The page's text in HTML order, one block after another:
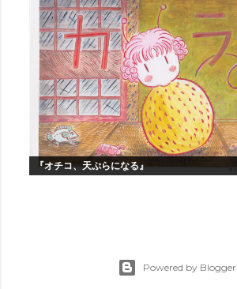
『オチコ、天ぷらになる』
Powered by Blogger